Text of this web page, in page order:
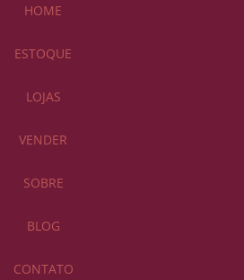
HOME
ESTOQUE
LOJAS
VENDER
SOBRE
BLOG
CONTATO